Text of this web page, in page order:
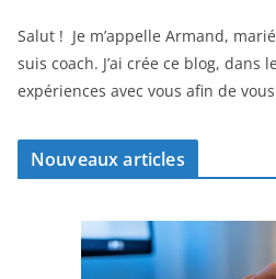
Salut ! Je m’appelle Armand,
suis coach. J’ai crée ce blog, dans
expériences avec vous afin de
Nouveaux articles